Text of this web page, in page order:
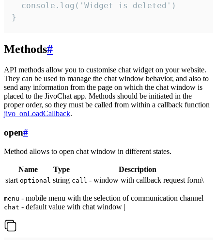
  console.log('Widget is deleted')
}
Methods#
API methods allow you to customise chat widget on your website.
They can be used to manage the chat window behavior, and also to
send any information from the page on which the chat window is
placed to the JivoChat app. Methods should be initiated in the
proper order, so they must be called from within a callback function
jivo_onLoadCallback.
open#
Method allows to open chat window in different states.
Name Type
Description
start optional string call - window with callback request form\
menu - mobile menu with the selection of communication channel
chat - default value with chat window |